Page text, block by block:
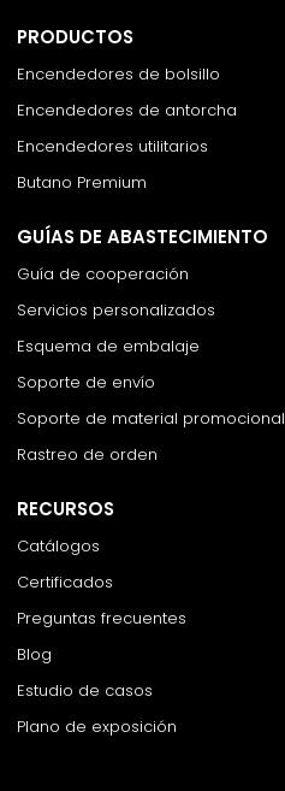
PRODUCTOS
Encendedores de bolsillo
Encendedores de antorcha
Encendedores utilitarios
Butano Premium
GUÍAS DE ABASTECIMIENTO
Guía de cooperación
Servicios personalizados
Esquema de embalaje
Soporte de envío
Soporte de material promocional
Rastreo de orden
RECURSOS
Catálogos
Certificados
Preguntas frecuentes
Blog
Estudio de casos
Plano de exposición